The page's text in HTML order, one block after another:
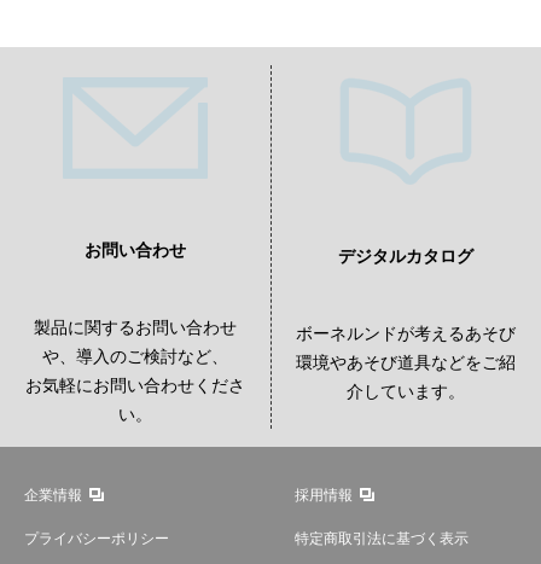
お問い合わせ
製品に関するお問い合わせ
や、導入のご検討など、
お気軽にお問い合わせくださ
い。
デジタルカタログ
ボーネルンドが考えるあそび
環境やあそび道具などをご紹
介しています。
企業情報 採用情報
プライバシーポリシー 特定商取引法に基づく表示